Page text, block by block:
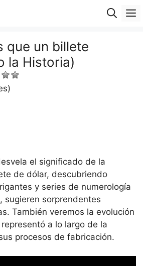
que un billete
la Historia)
el significado de la
de dólar, descubriendo
y series de numerología
sugieren sorprendentes
También veremos la evolución
a lo largo de la
procesos de fabricación.